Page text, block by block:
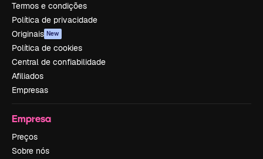
Termos e condições
Política de privacidade
Originais New
Política de cookies
Central de confiabilidade
Afiliados
Empresas
Empresa
Preços
Sobre nós